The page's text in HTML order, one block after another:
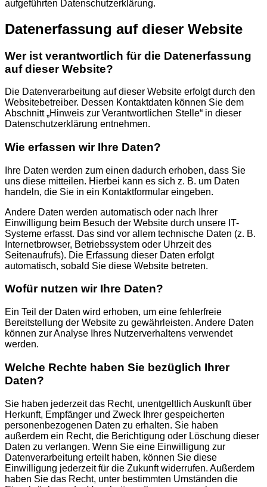
aufgeführten Datenschutzerklärung.
Datenerfassung auf dieser Website
Wer ist verantwortlich für die Datenerfassung
auf dieser Website?
Die Datenverarbeitung auf dieser Website erfolgt durch den
Websitebetreiber. Dessen Kontaktdaten können Sie dem
Abschnitt „Hinweis zur Verantwortlichen Stelle“ in dieser
Datenschutzerklärung entnehmen.
Wie erfassen wir Ihre Daten?
Ihre Daten werden zum einen dadurch erhoben, dass Sie
uns diese mitteilen. Hierbei kann es sich z. B. um Daten
handeln, die Sie in ein Kontaktformular eingeben.
Andere Daten werden automatisch oder nach Ihrer
Einwilligung beim Besuch der Website durch unsere IT-
Systeme erfasst. Das sind vor allem technische Daten (z. B.
Internetbrowser, Betriebssystem oder Uhrzeit des
Seitenaufrufs). Die Erfassung dieser Daten erfolgt
automatisch, sobald Sie diese Website betreten.
Wofür nutzen wir Ihre Daten?
Ein Teil der Daten wird erhoben, um eine fehlerfreie
Bereitstellung der Website zu gewährleisten. Andere Daten
können zur Analyse Ihres Nutzerverhaltens verwendet
werden.
Welche Rechte haben Sie bezüglich Ihrer
Daten?
Sie haben jederzeit das Recht, unentgeltlich Auskunft über
Herkunft, Empfänger und Zweck Ihrer gespeicherten
personenbezogenen Daten zu erhalten. Sie haben
außerdem ein Recht, die Berichtigung oder Löschung dieser
Daten zu verlangen. Wenn Sie eine Einwilligung zur
Datenverarbeitung erteilt haben, können Sie diese
Einwilligung jederzeit für die Zukunft widerrufen. Außerdem
haben Sie das Recht, unter bestimmten Umständen die